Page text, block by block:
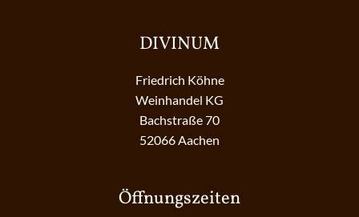
DIVINUM
Friedrich Köhne
Weinhandel KG
Bachstraße 70
52066 Aachen
Öffnungszeiten